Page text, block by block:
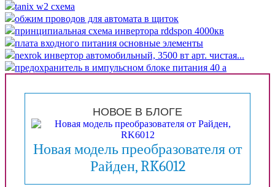
tanix w2 схема
обжим проводов для автомата в щиток
принципиальная схема инвертора rddspon 4000кв
плата входного питания основные элементы
nexrok инвертор автомобильный, 3500 вт арт. чистая...
предохранитель в импульсном блоке питания 40 а
НОВОЕ В БЛОГЕ
Новая модель преобразователя от
Райден, RK6012